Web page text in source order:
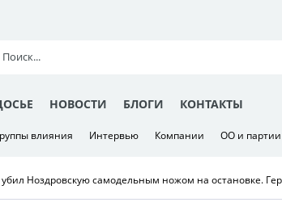
НОВОСТИ БЛОГИ КОНТАКТЫ
влияния Интервью Компании ОО и партии
Ноздровскую самодельным ножом на остановке.